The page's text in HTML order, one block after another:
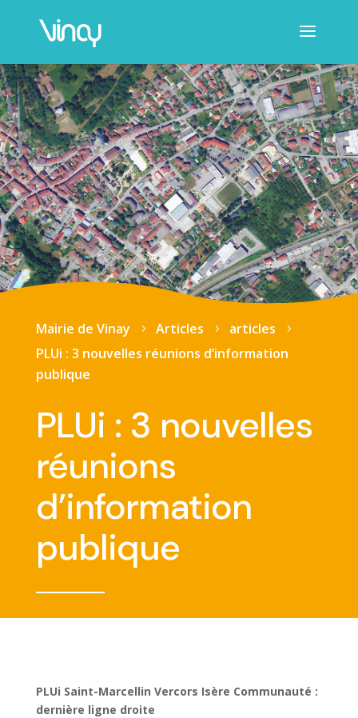
Mairie de Vinay 5 Articles 5 articles 5
PLUi : 3 nouvelles réunions d’information
publique
PLUi : 3 nouvelles
réunions
d’information
publique
PLUi Saint-Marcellin Vercors Isère Communauté :
dernière ligne droite